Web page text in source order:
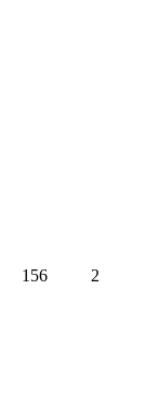
156 2